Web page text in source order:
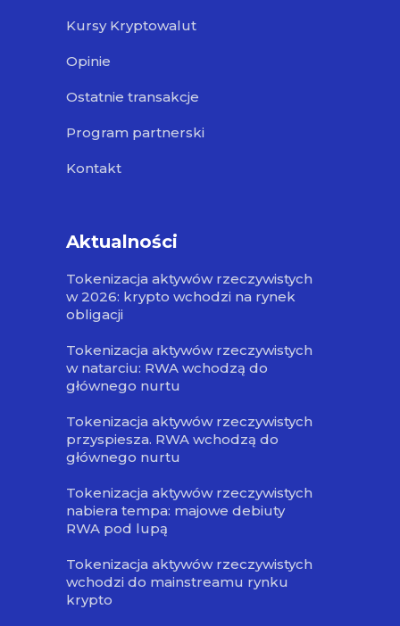
Kursy Kryptowalut
Opinie
Ostatnie transakcje
Program partnerski
Kontakt
Aktualności
Tokenizacja aktywów rzeczywistych
w 2026: krypto wchodzi na rynek
obligacji
Tokenizacja aktywów rzeczywistych
w natarciu: RWA wchodzą do
głównego nurtu
Tokenizacja aktywów rzeczywistych
przyspiesza. RWA wchodzą do
głównego nurtu
Tokenizacja aktywów rzeczywistych
nabiera tempa: majowe debiuty
RWA pod lupą
Tokenizacja aktywów rzeczywistych
wchodzi do mainstreamu rynku
krypto